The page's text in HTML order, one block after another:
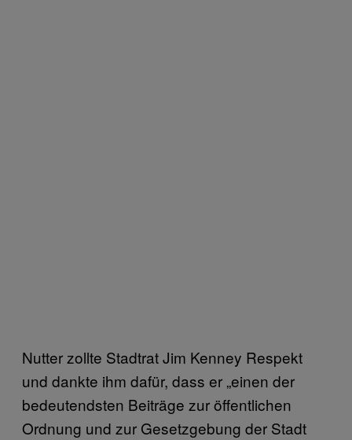
Nutter zollte Stadtrat Jim Kenney Respekt
und dankte ihm dafür, dass er „einen der
bedeutendsten Beiträge zur öffentlichen
Ordnung und zur Gesetzgebung der Stadt